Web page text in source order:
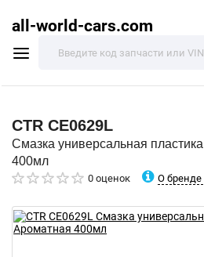
all-world-cars.com
CTR CE0629L
Смазка универсальная
400мл
0 оценок О бренде